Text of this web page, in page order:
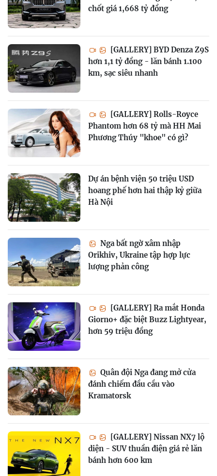
chốt giá 1,668 tỷ đồng
[GALLERY] BYD Denza Z9S
hơn 1,1 tỷ đồng - lăn bánh 1.100
km, sạc siêu nhanh
[GALLERY] Rolls-Royce
Phantom hơn 68 tỷ mà HH Mai
Phương Thúy "khoe" có gì?
Dự án bệnh viện 50 triệu USD
hoang phế hơn hai thập kỷ giữa
Hà Nội
Nga bất ngờ xâm nhập
Orikhiv, Ukraine tập hợp lực
lượng phản công
[GALLERY] Ra mắt Honda
Giorno+ đặc biệt Buzz Lightyear,
hơn 59 triệu đồng
Quân đội Nga đang mở cửa
đánh chiếm đầu cầu vào
Kramatorsk
[GALLERY] Nissan NX7 lộ
diện - SUV thuần điện giá rẻ lăn
bánh hơn 600 km